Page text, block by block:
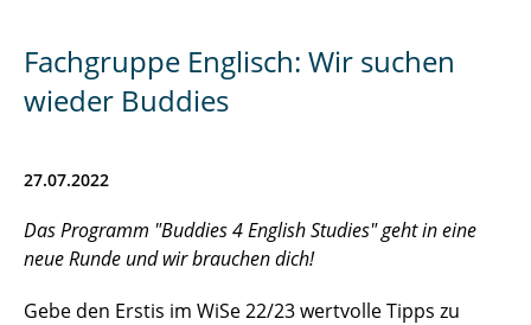
Fachgruppe Englisch: Wir suchen
wieder Buddies
27.07.2022
Das Programm "Buddies 4 English Studies" geht in eine
neue Runde und wir brauchen dich!
Gebe den Erstis im WiSe 22/23 wertvolle Tipps zu